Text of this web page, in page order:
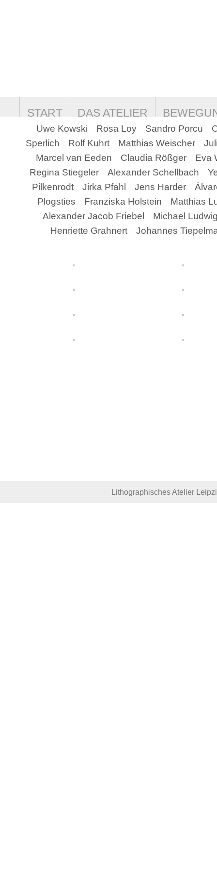
START DAS ATELIER
COOKIE-RICHTLINIE (EU)
Uwe Kowski Rosa Loy Sandro Porcu
Sperlich
Rolf Kuhrt Matthias Weischer
Marcel van Eeden
Claudia Rößger
Eva
Regina Stiegeler
Alexander Schellbach
Pilkenrodt
Jirka Pfahl Jens Harder
Plogsties
Franziska Holstein
Matthias
Alexander Jacob Friebel
Michael
Henriette Grahnert
Johannes
Lithographisches Atelier